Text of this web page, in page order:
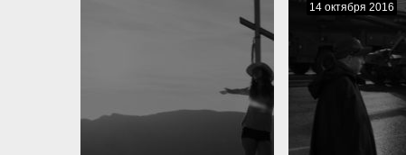
14 октября 2016